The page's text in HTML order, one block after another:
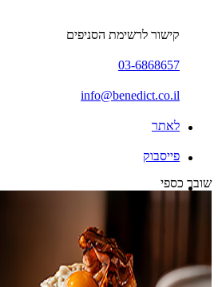
קישור לרשימת הסניפים
03-6868657
info@benedict.co.il
לאתר
פייסבוק
שובר כספי